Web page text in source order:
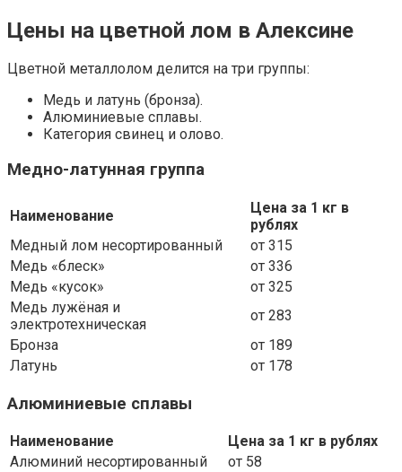
Цены на цветной лом в Алексине
Цветной металлолом делится на три группы:
Медь и латунь (бронза).
Алюминиевые сплавы.
Категория свинец и олово.
Медно-латунная группа
Наименование
Цена за 1 кг в
рублях
Медный лом несортированный
от 315
Медь «блеск»
от 336
Медь «кусок»
от 325
Медь лужёная и
электротехническая
от 283
Бронза
от 189
Латунь
от 178
Алюминиевые сплавы
Наименование
Цена за 1 кг в рублях
Алюминий несортированный
от 58